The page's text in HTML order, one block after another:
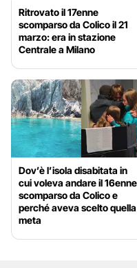
Ritrovato il 17enne
scomparso da Colico il 21
marzo: era in stazione
Centrale a Milano
Dov’è l’isola disabitata in
cui voleva andare il 16enne
scomparso da Colico e
perché aveva scelto quella
meta